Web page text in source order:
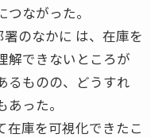
ながった。
のなかに は、在庫を
解できないところが
るものの、どうすれ
った。
在庫を可視化できたこ